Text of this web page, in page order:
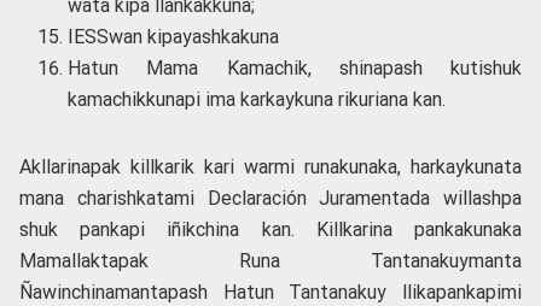
wata kipa llankakkuna;
IESSwan kipayashkakuna
Hatun Mama Kamachik, shinapash kutishuk
kamachikkunapi ima karkaykuna rikuriana kan.
Akllarinapak killkarik kari warmi runakunaka, harkaykunata
mana charishkatami Declaración Juramentada willashpa
shuk pankapi iñikchina kan. Killkarina pankakunaka
Mamallaktapak Runa Tantanakuymanta
Ñawinchinamantapash Hatun Tantanakuy llikapankapimi